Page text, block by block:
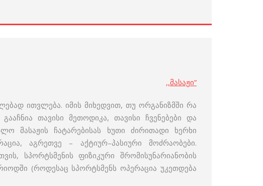
,,მასაჟი”
ითვლება. იმის მიხედვით, თუ ორგანიზმში რა
თავისი მეთოდიკა, თავისი ჩვენებები და
მასაჟის ჩატარებისას ხუთი ძირითადი ხერხი
აგრეთვე – აქტიურ–პასიური მოძრაობები.
სპორტსმენის ფიზიკური შრომისუნარიანობის
(როდესაც სპორტსმენს ოპერაცია უკეთდება